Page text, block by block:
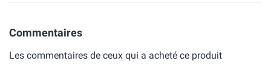
Commentaires
Les commentaires de ceux qui a acheté ce produit